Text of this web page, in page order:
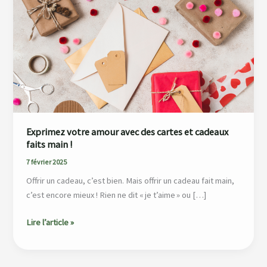
Exprimez votre amour avec des cartes et cadeaux
faits main !
7 février 2025
Offrir un cadeau, c’est bien. Mais offrir un cadeau fait main,
c’est encore mieux ! Rien ne dit « je t’aime » ou […]
amour
avec
des
cartes
et
cadeaux
faits
main !
Lire l’article »